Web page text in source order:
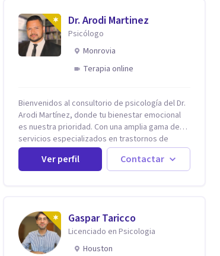
Dr. Arodi Martinez
Psicólogo
Monrovia
Terapia online
Bienvenidos al consultorio de psicología del Dr.
Arodi Martínez, donde tu bienestar emocional
es nuestra prioridad. Con una amplia gama de
servicios especializados en trastornos de
ansiedad, depresión y otros trastornos
emocionales, estamos dedicados a ofrecerte el
mejor tratamiento para mejorar tu salud mental.
satisfacer tus necesidades específicas: Terapia
para Trastornos de Ansiedad y Depresión:
Somos expertos en el tratamiento de la
ansiedad y la depresión, utilizando enfoques
Ver perfil Contactar
Gaspar Taricco
Licenciado en Psicologia
Houston